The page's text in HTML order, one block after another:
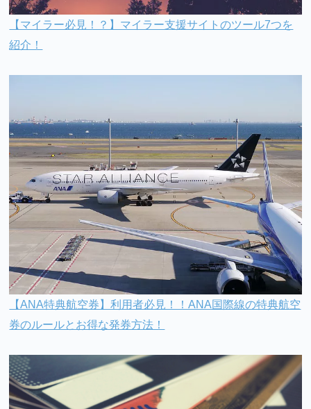
【マイラー必見！？】マイラー支援サイトのツール7つを
紹介！
【ANA特典航空券】利用者必見！！ANA国際線の特典航空
券のルールとお得な発券方法！